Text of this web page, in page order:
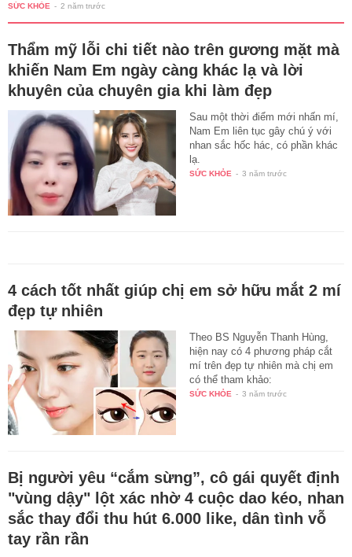
SỨC KHỎE - 2 năm trước
Thẩm mỹ lỗi chi tiết nào trên gương mặt mà
khiến Nam Em ngày càng khác lạ và lời
khuyên của chuyên gia khi làm đẹp
Sau một thời điểm mới nhấn mí,
Nam Em liên tục gây chú ý với
nhan sắc hốc hác, có phần khác
lạ.
SỨC KHỎE - 3 năm trước
4 cách tốt nhất giúp chị em sở hữu mắt 2 mí
đẹp tự nhiên
Theo BS Nguyễn Thanh Hùng,
hiện nay có 4 phương pháp cắt
mí trên đẹp tự nhiên mà chị em
có thể tham khảo:
SỨC KHỎE - 3 năm trước
Bị người yêu “cắm sừng”, cô gái quyết định
"vùng dậy" lột xác nhờ 4 cuộc dao kéo, nhan
sắc thay đổi thu hút 6.000 like, dân tình vỗ
tay rần rần